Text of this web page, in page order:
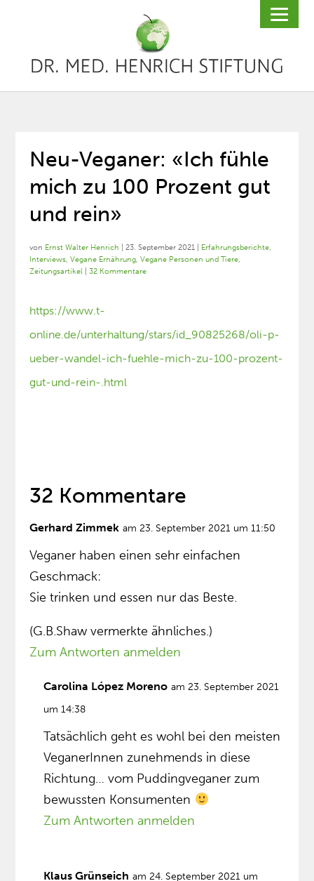
Neu-Veganer: «Ich fühle
mich zu 100 Prozent gut
und rein»
von Ernst Walter Henrich |23. September 2021 Erfahrungsberichte,
Interviews,Vegane Ernährung,Vegane Personen und Tiere,
Zeitungsartikel |32 Kommentare
https://www.t-
online.de/unterhaltung/stars/id_90825268/oli-p-
ueber-wandel-ich-fuehle-mich-zu-100-prozent-
gut-und-rein-.html
32 Kommentare
Gerhard Zimmek am 23. September 2021 um 11:50
Veganer haben einen sehr einfachen
Geschmack:
Sie trinken und essen nur das Beste.
(G.B.Shaw vermerkte ähnliches.)
Zum Antworten anmelden
Carolina López Moreno am 23. September 2021
um 14:38
Tatsächlich geht es wohl bei den meisten
VeganerInnen zunehmends in diese
Richtung… vom Puddingveganer zum
bewussten Konsumenten
Zum Antworten anmelden
Klaus Grünseich am 24. September 2021 um